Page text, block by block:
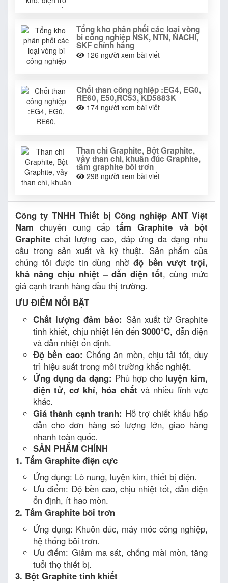
Tổng kho phân phối các loại vòng
bi công nghiệp NSK, NTN, NACHI,
SKF chính hãng
126 người xem bài viết
Chổi than công nghiệp :EG4, EG0,
RE60, E50,RC53, KD5883K
174 người xem bài viết
Than chì Graphite, Bột Graphite,
vảy than chì, khuân đúc Graphite,
tấm graphite bôi trơn
298 người xem bài viết
Công ty TNHH Thiết bị Công nghiệp ANT Việt
Nam chuyên cung cấptấm Graphite và bột
Graphite chất lượng cao, đáp ứng đa dạng nhu
cầu trong sản xuất và kỹ thuật. Sản phẩm của
chúng tôi được tin dùng nhờđộ bền vượt trội,
khả năng chịu nhiệt – dẫn điện tốt, cùng mức
giá cạnh tranh hàng đầu thị trường.
ƯU ĐIỂM NỔI BẬT
Chất lượng đảm bảo: Sản xuất từ Graphite
tinh khiết, chịu nhiệt lên đến3000°C, dẫn điện
và dẫn nhiệt ổn định.
Độ bền cao: Chống ăn mòn, chịu tải tốt, duy
trì hiệu suất trong môi trường khắc nghiệt.
Ứng dụng đa dạng: Phù hợp cho luyện kim,
điện tử, cơ khí, hóa chất và nhiều lĩnh vực
khác.
Giá thành cạnh tranh: Hỗ trợ chiết khấu hấp
dẫn cho đơn hàng số lượng lớn, giao hàng
nhanh toàn quốc.
SẢN PHẨM CHÍNH
1. Tấm Graphite điện cực
Ứng dụng: Lò nung, luyện kim, thiết bị điện.
Ưu điểm: Độ bền cao, chịu nhiệt tốt, dẫn điện
ổn định, ít hao mòn.
2. Tấm Graphite bôi trơn
Ứng dụng: Khuôn đúc, máy móc công nghiệp,
hệ thống bôi trơn.
Ưu điểm: Giảm ma sát, chống mài mòn, tăng
tuổi thọ thiết bị.
3. Bột Graphite tinh khiết